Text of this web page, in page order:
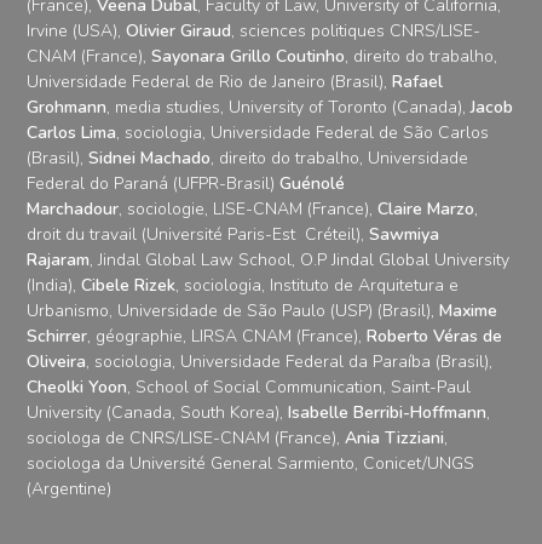
(France),Veena Dubal, Faculty of Law, University of California,
Irvine (USA),Olivier Giraud, sciences politiques CNRS/LISE-
CNAM (France),Sayonara GrilloCoutinho, direito do trabalho,
Universidade Federal de Rio de Janeiro (Brasil),Rafael
Grohmann, media studies, University of Toronto (Canada), Jacob
Carlos Lima, sociologia, Universidade Federal de São Carlos
(Brasil),Sidnei Machado, direito do trabalho, Universidade
Federal do Paraná (UFPR-Brasil)Guénolé
Marchadour, sociologie, LISE-CNAM (France),Claire Marzo,
droit du travail (Université Paris-Est Créteil),Sawmiya
Rajaram, Jindal Global Law School, O.P Jindal Global University
(India),Cibele Rizek, sociologia, Instituto de Arquitetura e
Urbanismo, Universidade de São Paulo (USP) (Brasil),Maxime
Schirrer, géographie, LIRSA CNAM (France),Roberto Véras de
Oliveira, sociologia, Universidade Federal da Paraíba (Brasil),
Cheolki Yoon, School of Social Communication, Saint-Paul
University (Canada, South Korea),Isabelle Berribi-Hoffmann,
sociologa de CNRS/LISE-CNAM (France),Ania Tizziani,
sociologa da Université General Sarmiento, Conicet/UNGS
(Argentine)